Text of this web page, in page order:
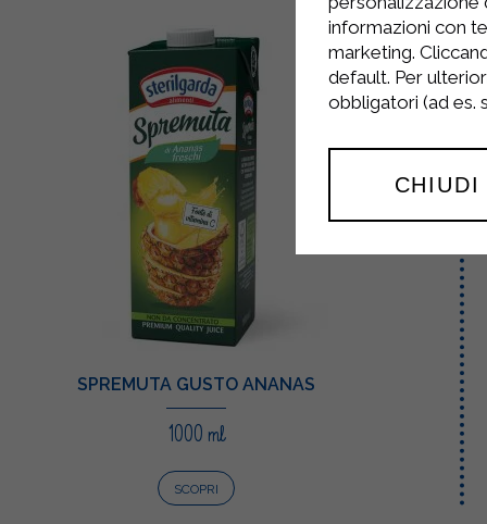
SPREMUTA GUSTO ANANAS
1000 ml
SCOPRI
informazioni con
marketing.
default. Per
obbligatori (ad es.
CHIUDI